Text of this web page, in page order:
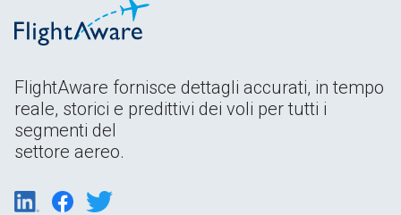
FlightAware fornisce dettagli accurati, in tempo
reale, storici e predittivi dei voli per tutti i
segmenti del
settore aereo.